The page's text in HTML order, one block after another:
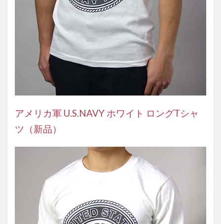
アメリカ軍 U.S.NAVY ホワイト ロングTシャ
ツ（新品）